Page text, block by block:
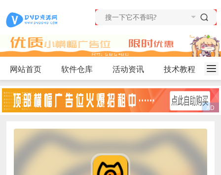
网站首页 软件仓库 活动资讯 技术教程